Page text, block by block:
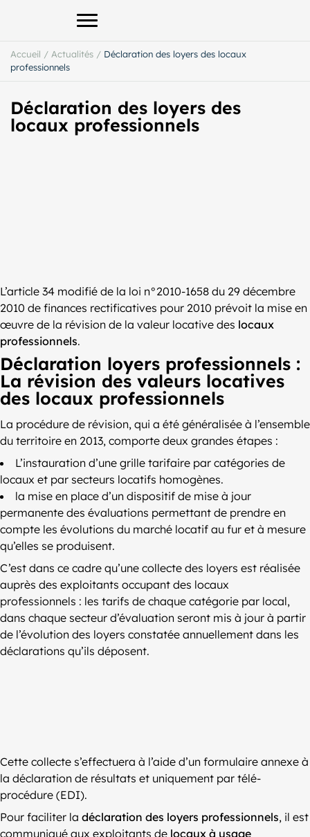
Afficher le menu principal
Accueil / Actualités / Déclaration des loyers des locaux
professionnels
Déclaration des loyers des
locaux professionnels
L’article 34 modifié de la loi n°2010-1658 du 29 décembre
2010 de finances rectificatives pour 2010 prévoit la mise en
œuvre de la révision de la valeur locative des locaux
professionnels.
Déclaration loyers professionnels :
La révision des valeurs locatives
des locaux professionnels
La procédure de révision, qui a été généralisée à l’ensemble
du territoire en 2013, comporte deux grandes étapes :
L’instauration d’une grille tarifaire par catégories de
locaux et par secteurs locatifs homogènes.
la mise en place d’un dispositif de mise à jour
permanente des évaluations permettant de prendre en
compte les évolutions du marché locatif au fur et à mesure
qu’elles se produisent.
C’est dans ce cadre qu’une collecte des loyers est réalisée
auprès des exploitants occupant des locaux
professionnels : les tarifs de chaque catégorie par local,
dans chaque secteur d’évaluation seront mis à jour à partir
de l’évolution des loyers constatée annuellement dans les
déclarations qu’ils déposent.
Cette collecte s’effectuera à l’aide d’un formulaire annexe à
la déclaration de résultats et uniquement par télé-
procédure (EDI).
Pour faciliter la déclaration des loyers professionnels, il est
communiqué aux exploitants de locaux à usage